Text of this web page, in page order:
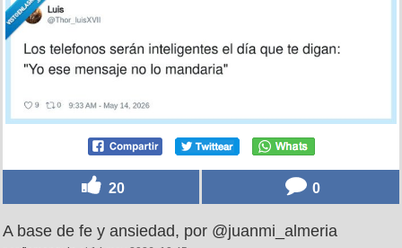
20 0
A base de fe y ansiedad, por @juanmi_almeria